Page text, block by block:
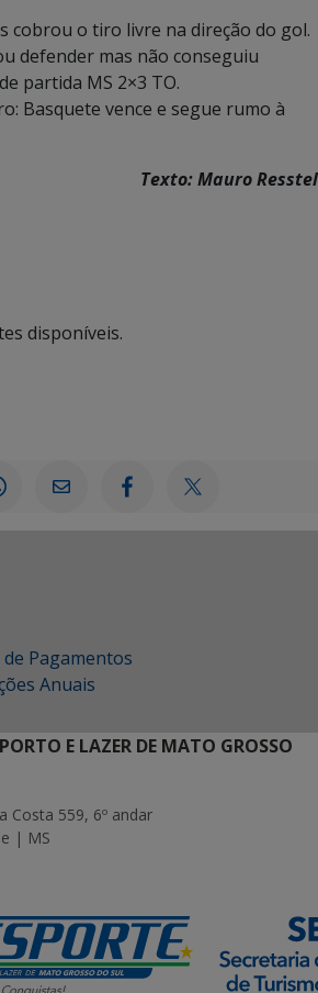
cobrou o tiro livre na direção do gol.
defender mas não conseguiu
partida MS 2×3 TO.
Basquete vence e segue rumo à
Texto: Mauro Resstel
disponíveis.
Pagamentos
Anuais
E LAZER DE MATO GROSSO
Costa 559, 6º andar
| MS